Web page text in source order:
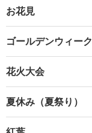
お花見
ゴールデンウィーク
花火大会
夏休み（夏祭り）